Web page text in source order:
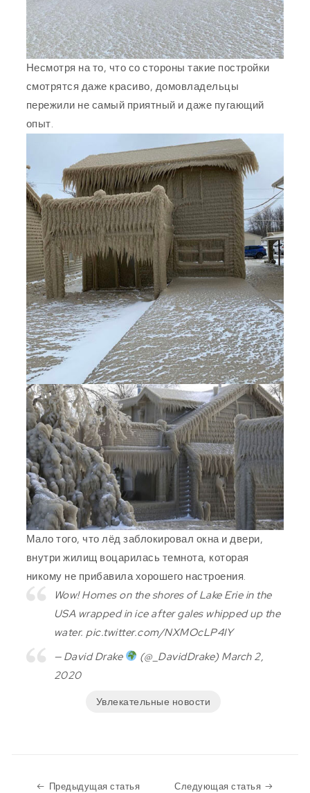
Несмотря на то, что со стороны такие постройки
смотрятся даже красиво, домовладельцы
пережили не самый приятный и даже пугающий
опыт.
Мало того, что лёд заблокировал окна и двери,
внутри жилищ воцарилась темнота, которая
никому не прибавила хорошего настроения.
Wow! Homes on the shores of Lake Erie in the
USA wrapped in ice after gales whipped up the
water. pic.twitter.com/NXMOcLP4IY
— David Drake
(@_DavidDrake) March 2,
2020
Увлекательные новости
Предыдущая статьяПредыдущая статья
Следующая статья